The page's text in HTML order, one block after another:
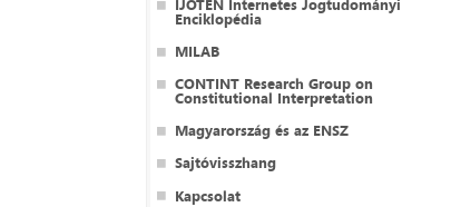
Enciklopédia
MILAB
CONTINT Research Group on
Constitutional Interpretation
Magyarország és az ENSZ
Sajtóvisszhang
Kapcsolat